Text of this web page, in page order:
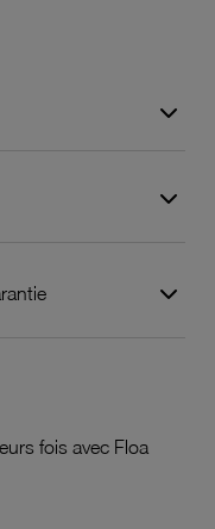
fois avec Floa